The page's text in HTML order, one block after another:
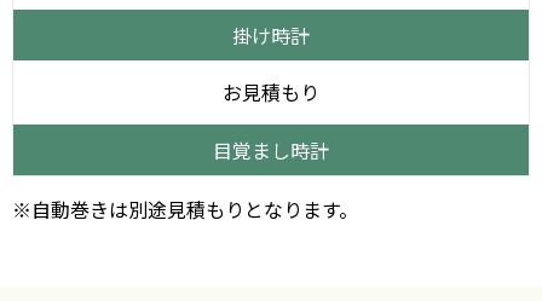
掛け時計
お見積もり
目覚まし時計
※自動巻きは別途見積もりとなります。